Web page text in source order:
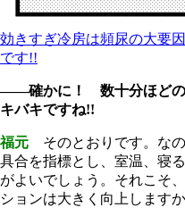
効きすぎ冷房は頻尿の大要
です!!
――確かに！ 数十分ほどの
キバキですね!!
福元 そのとおりです。な
具合を指標とし、室温、寝
がよいでしょう。それこそ
ションは大きく向上しますか